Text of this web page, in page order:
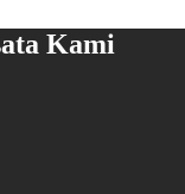
Kami